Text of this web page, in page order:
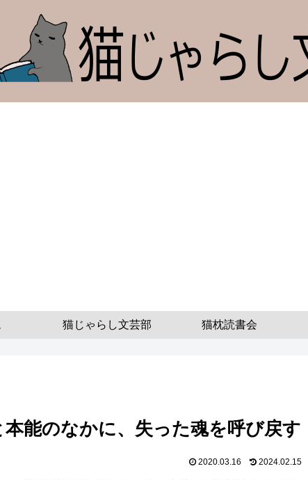
猫じゃらし文芸部 猫枕読書会
能のなかに、失った魂を呼び戻す
2020.03.16 2024.02.15